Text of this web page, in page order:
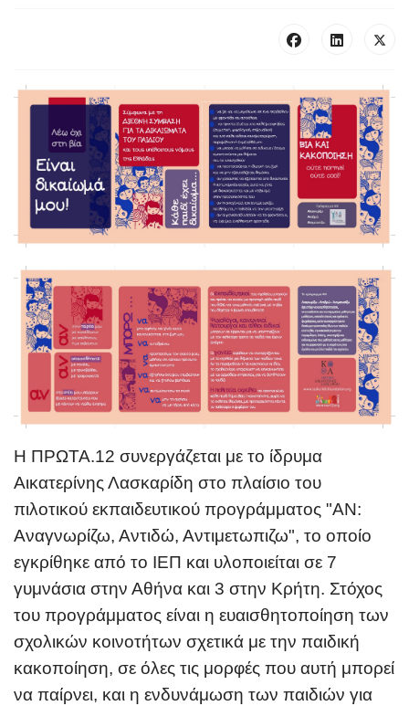
Η ΠΡΩΤΑ.12 συνεργάζεται με το ίδρυμα
Αικατερίνης Λασκαρίδη στο πλαίσιο του
πιλοτικού εκπαιδευτικού προγράμματος "ΑΝ:
Αναγνωρίζω, Αντιδώ, Αντιμετωπιζω", το οποίο
εγκρίθηκε από το ΙΕΠ και υλοποιείται σε 7
γυμνάσια στην Αθήνα και 3 στην Κρήτη. Στόχος
του προγράμματος είναι η ευαισθητοποίηση των
σχολικών κοινοτήτων σχετικά με την παιδική
κακοποίηση, σε όλες τις μορφές που αυτή μπορεί
να παίρνει, και η ενδυνάμωση των παιδιών για